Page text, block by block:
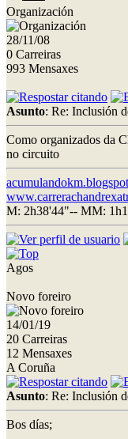
Organización
28/11/08
0 Carreiras
993 Mensaxes
Asunto: Re: Inclusión
Como organizados da
no circuito
M: 2h38'44"-- MM:
Agos
Novo foreiro
14/01/19
20 Carreiras
12 Mensaxes
A Coruña
Asunto: Re: Inclusión
Bos días;